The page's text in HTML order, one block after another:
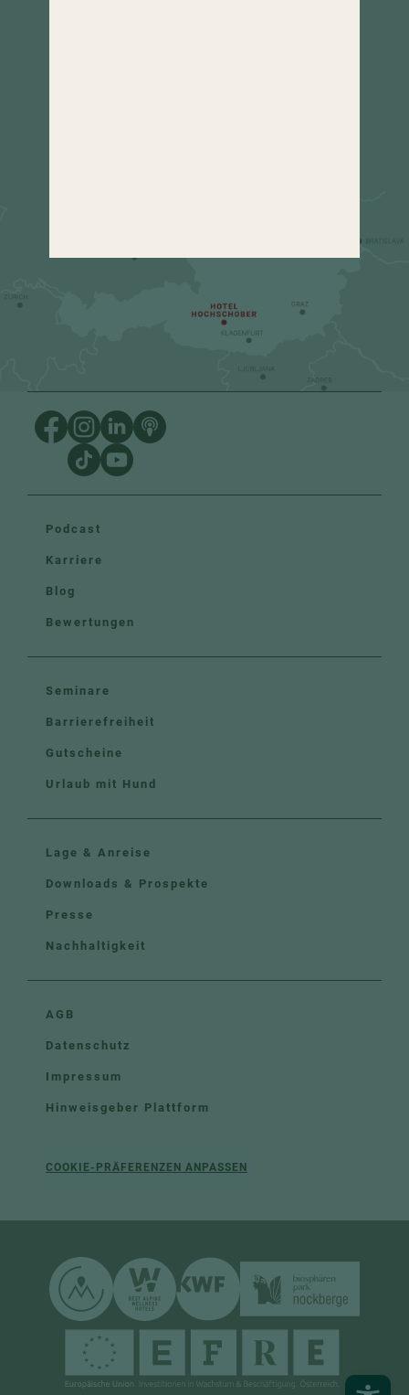
Podcast
Karriere
Blog
Bewertungen
Seminare
Barrierefreiheit
Gutscheine
Urlaub mit Hund
Lage & Anreise
Downloads & Prospekte
Presse
Nachhaltigkeit
AGB
Datenschutz
Impressum
Hinweisgeber Plattform
COOKIE-PRÄFERENZEN ANPASSEN